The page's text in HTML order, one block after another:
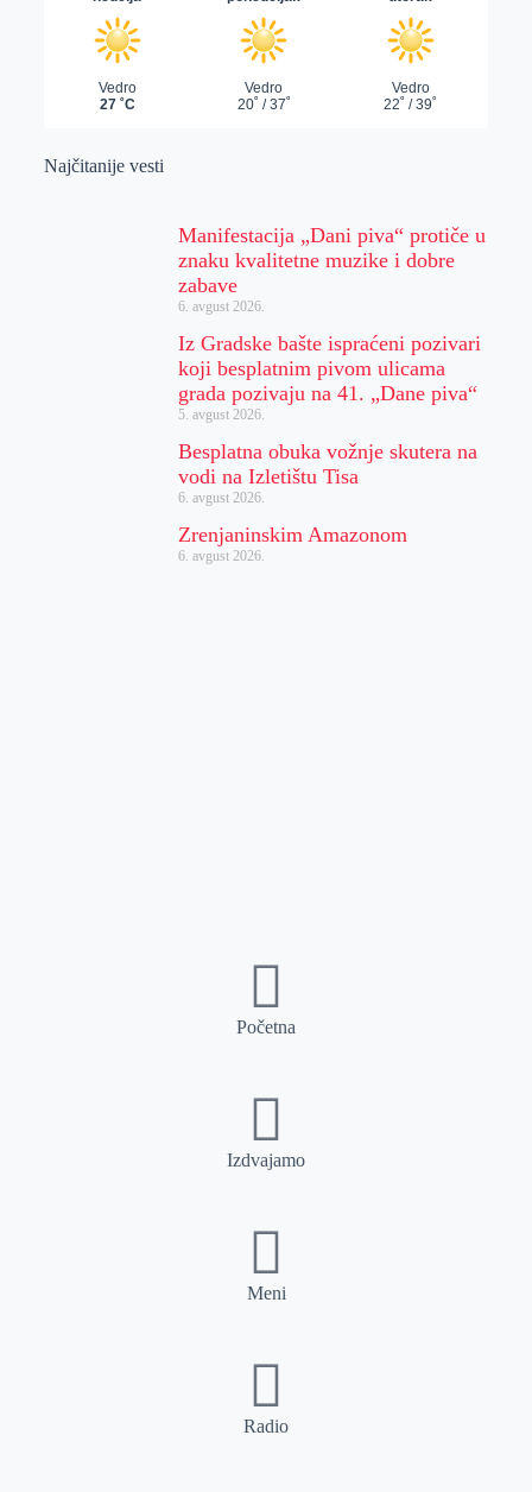
Najčitanije vesti
Manifestacija „Dani piva“ protiče u
znaku kvalitetne muzike i dobre
zabave
6. avgust 2026.
Iz Gradske bašte ispraćeni pozivari
koji besplatnim pivom ulicama
grada pozivaju na 41. „Dane piva“
5. avgust 2026.
Besplatna obuka vožnje skutera na
vodi na Izletištu Tisa
6. avgust 2026.
Zrenjaninskim Amazonom
6. avgust 2026.
Početna
Izdvajamo
Meni
Radio